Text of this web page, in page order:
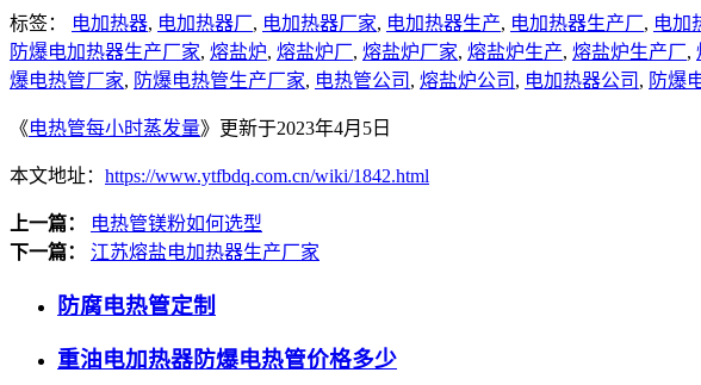
标签： 电加热器, 电加热器厂, 电加热器厂家, 电加热器生产, 电加热器生产厂, 电加
防爆电加热器生产厂家, 熔盐炉, 熔盐炉厂, 熔盐炉厂家, 熔盐炉生产, 熔盐炉生产厂,
爆电热管厂家, 防爆电热管生产厂家, 电热管公司 , 熔盐炉公司 , 电加热器公司 , 防爆
《电热管每小时蒸发量》更新于2023年4月5日
本文地址： https://www.ytfbdq.com.cn/wiki/1842.html
上一篇：
电热管镁粉如何选型
下一篇：
江苏熔盐电加热器生产厂家
防腐电热管定制
重油电加热器防爆电热管价格多少